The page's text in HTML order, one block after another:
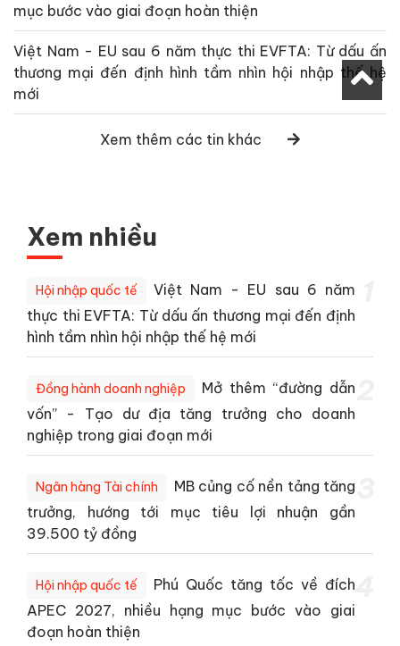
mục bước vào giai đoạn hoàn thiện
Việt Nam - EU sau 6 năm thực thi EVFTA: Từ dấu ấn
thương mại đến định hình tầm nhìn hội nhập thế hệ
mới
Xem thêm các tin khác
Xem nhiều
Hội nhập quốc tế
Việt Nam - EU sau 6 năm
thực thi EVFTA: Từ dấu ấn thương mại đến định
hình tầm nhìn hội nhập thế hệ mới
Đồng hành doanh nghiệp
Mở thêm “đường dẫn
vốn” - Tạo dư địa tăng trưởng cho doanh
nghiệp trong giai đoạn mới
Ngân hàng Tài chính
MB củng cố nền tảng tăng
trưởng, hướng tới mục tiêu lợi nhuận gần
39.500 tỷ đồng
Hội nhập quốc tế
Phú Quốc tăng tốc về đích
APEC 2027, nhiều hạng mục bước vào giai
đoạn hoàn thiện